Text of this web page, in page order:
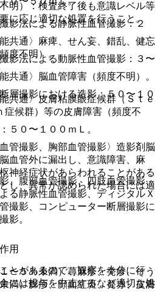
明）：検査終了後も意識レベル等
に応じ適切な処置を行うこと。
共通〉麻痺、せん妄、錯乱、健忘
度不明）。
共通〉脳血管障害（頻度不明）。
共通〉皮膚粘膜眼症候群（Ｓｔｅ
症候群）等の皮膚障害（頻度不
管撮影、胸部血管撮影〉造影剤脳
血管外に漏出し、意識障害、麻
神経症状があらわれることがある
し、異常が認められた場合には適
用
５％未満）蕁麻疹、発疹、そう
満）膨疹、顔面紅斑、発赤、皮膚
法による静脈性血管撮影：２
影法による動脈性血管撮影：３〜
層撮影における造影：５０〜１０
０〜１００ｍＬ。
、腹部血管撮影、四肢血管撮影、
る静脈性血管撮影、ディジタルＸ
撮影、コンピューター断層撮影に
影。
とがあるので、観察を十分に行
には投与を中止するなど適切な処